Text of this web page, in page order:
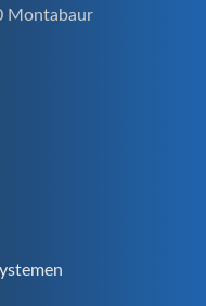
Montabaur